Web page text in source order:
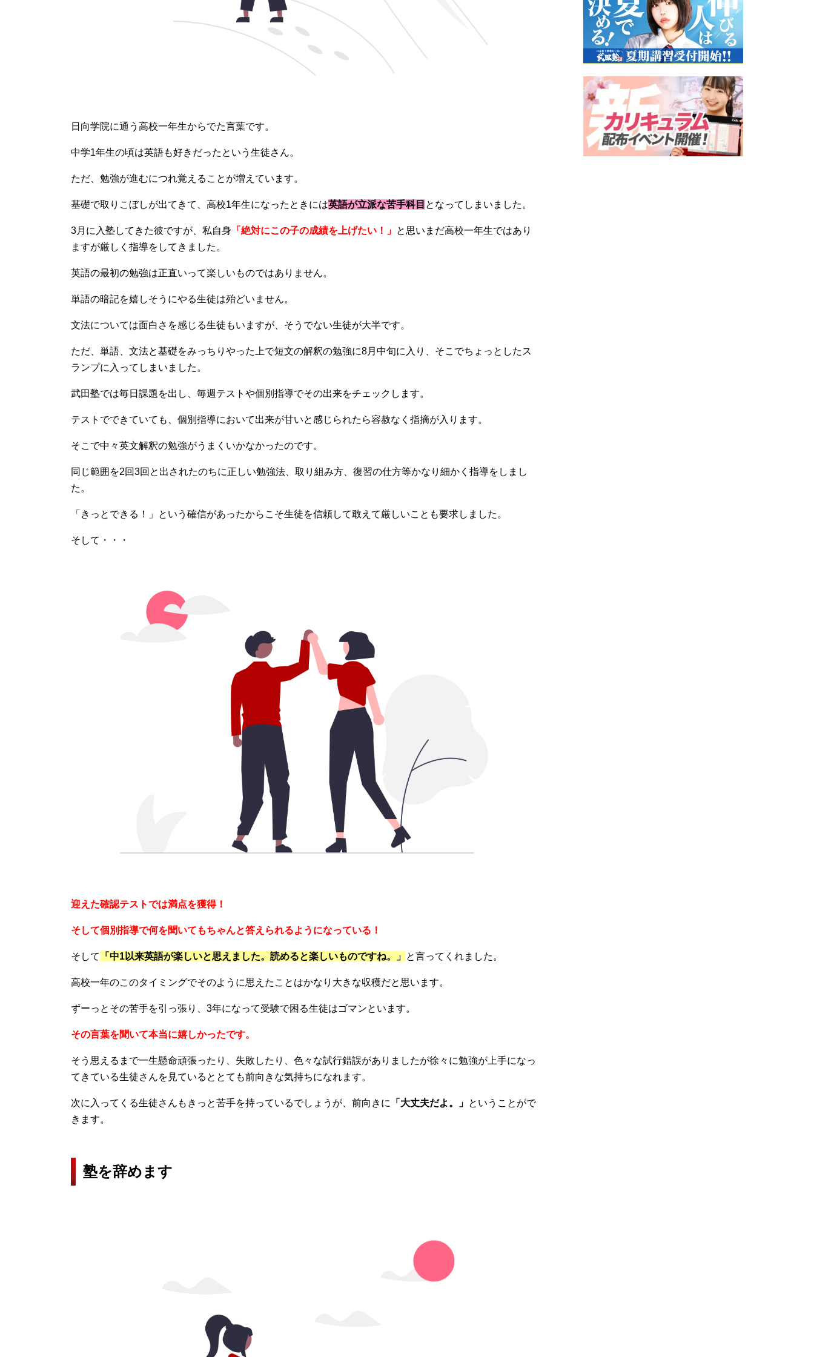
日向学院に通う高校一年生からでた言葉です。
中学1年生の頃は英語も好きだったという生徒さん。
ただ、勉強が進むにつれ覚えることが増えています。
基礎で取りこぼしが出てきて、高校1年生になったときには英語が立派な苦手科目 となってしまいました。
3月に入塾してきた彼ですが、私自身 「絶対にこの子の成績を上げたい！」 と思いまだ高校一年生ではあり
ますが厳しく指導をしてきました。
英語の最初の勉強は正直いって楽しいものではありません。
単語の暗記を嬉しそうにやる生徒は殆どいません。
文法については面白さを感じる生徒もいますが、そうでない生徒が大半です。
ただ、単語、文法と基礎をみっちりやった上で短文の解釈の勉強に8月中旬に入り、そこでちょっとしたス
ランプに入ってしまいました。
武田塾では毎日課題を出し、毎週テストや個別指導でその出来をチェックします。
テストでできていても、個別指導において出来が甘いと感じられたら容赦なく指摘が入ります。
そこで中々英文解釈の勉強がうまくいかなかったのです。
同じ範囲を2回3回と出されたのちに正しい勉強法、取り組み方、復習の仕方等かなり細かく指導をしまし
た。
「きっとできる！」という確信があったからこそ生徒を信頼して敢えて厳しいことも要求しました。
そして・・・
迎えた確認テストでは満点を獲得！
そして個別指導で何を聞いてもちゃんと答えられるようになっている！
そして 「中1以来英語が楽しいと思えました。読めると楽しいものですね。」 と言ってくれました。
高校一年のこのタイミングでそのように思えたことはかなり大きな収穫だと思います。
ずーっとその苦手を引っ張り、3年になって受験で困る生徒はゴマンといます。
その言葉を聞いて本当に嬉しかったです。
そう思えるまで一生懸命頑張ったり、失敗したり、色々な試行錯誤がありましたが徐々に勉強が上手になっ
てきている生徒さんを見ているととても前向きな気持ちになれます。
次に入ってくる生徒さんもきっと苦手を持っているでしょうが、前向きに 「大丈夫だよ。」 ということがで
きます。
塾を辞めます